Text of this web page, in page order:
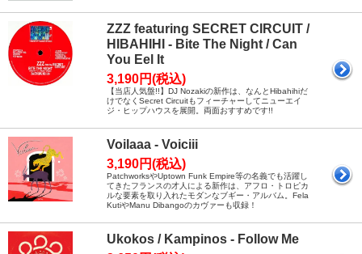
ZZZ featuring SECRET CIRCUIT /
HIBAHIHI - Bite The Night / Can
You Eel It
3,190円(税込)
【当店人気盤!!】DJ Nozakiの新作は、なんとHibahihiだ
けでなくSecret Circuitもフィーチャーしてニューエイ
ジ・ヒップハウスを展開。両面おすすめです!!
Voilaaa - Voiciii
3,190円(税込)
PatchworksやUptown Funk Empire等の名義でも活躍し
てきたフランスの才人による新作は、アフロ・トロピカ
ルな要素を取り入れたモダンなブギー・アルバム。Fela
KutiやManu Dibangoのカヴァーも収録！
Ukokos / Kampinos - Follow Me